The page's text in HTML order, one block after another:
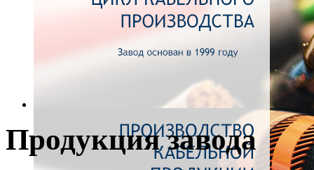
Продукция завода